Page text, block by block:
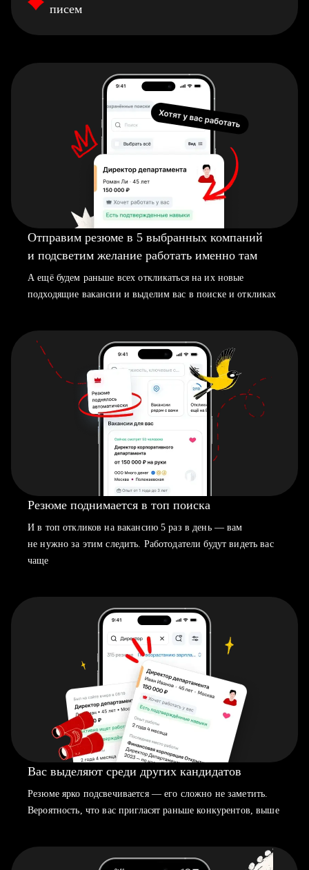
писем
Отправим резюме в 5 выбранных компаний
и подсветим желание работать именно там
А ещё будем раньше всех откликаться на их новые
подходящие вакансии и выделим вас в поиске и откликах
Резюме поднимается в топ поиска
И в топ откликов на вакансию 5 раз в день — вам
не нужно за этим следить. Работодатели будут видеть вас
чаще
Вас выделяют среди других кандидатов
Резюме ярко подсвечивается — его сложно не заметить.
Вероятность, что вас пригласят раньше конкурентов, выше